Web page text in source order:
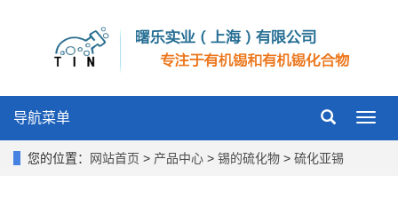
导航菜单
您的位置： 网站首页 > 产品中心 > 锡的硫化物 > 硫化亚锡